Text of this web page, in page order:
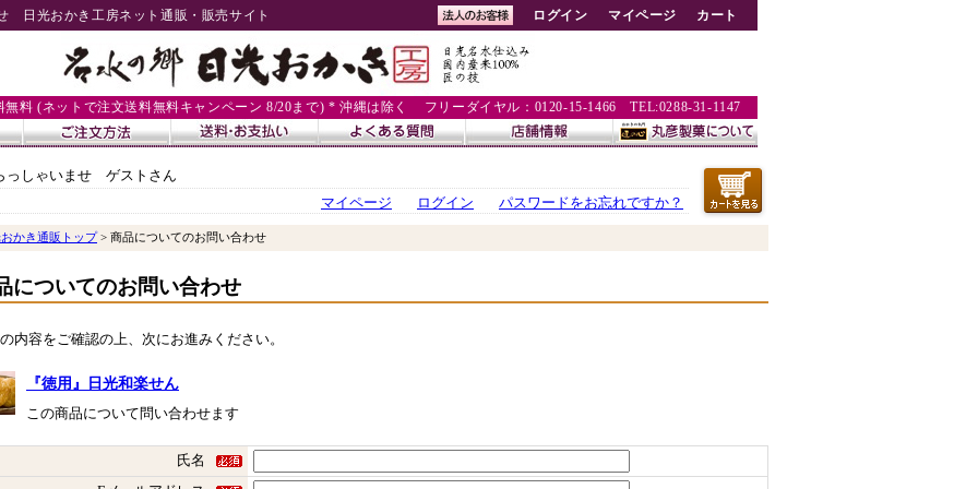
日光おかき工房ネット通販・販売サイト ログイン マイページ カート
料 (ネットで注文送料無料キャンペーン 8/20まで) * 沖縄は除く フリーダイヤル：0120-15-1466 TEL:0288-31-1147
っしゃいませ ゲストさん
マイページ
ログイン パスワードをお忘れですか？
かき通販トップ> 商品についてのお問い合わせ
についてのお問い合わせ
内容をご確認の上、次にお進みください。
『徳用』日光和楽せん
この商品について問い合わせます
氏名